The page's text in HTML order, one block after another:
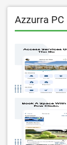
Azzurra PC